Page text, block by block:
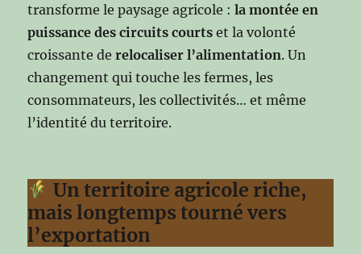
transforme le paysage agricole :la montée en
puissance des circuits courts et la volonté
croissante derelocaliser l’alimentation. Un
changement qui touche les fermes, les
consommateurs, les collectivités… et même
l’identité du territoire.
Un territoire agricole riche,
mais longtemps tourné vers
l’exportation